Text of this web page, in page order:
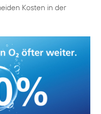
Kosten in der